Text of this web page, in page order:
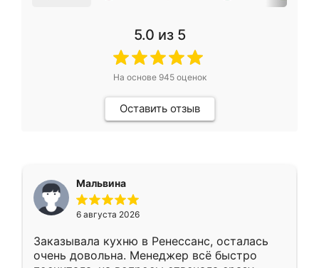
5.0 из 5
На основе 945оценок
Оставить отзыв
Мальвина
6 августа 2026
Заказывала кухню в Ренессанс, осталась
очень довольна. Менеджер всё быстро